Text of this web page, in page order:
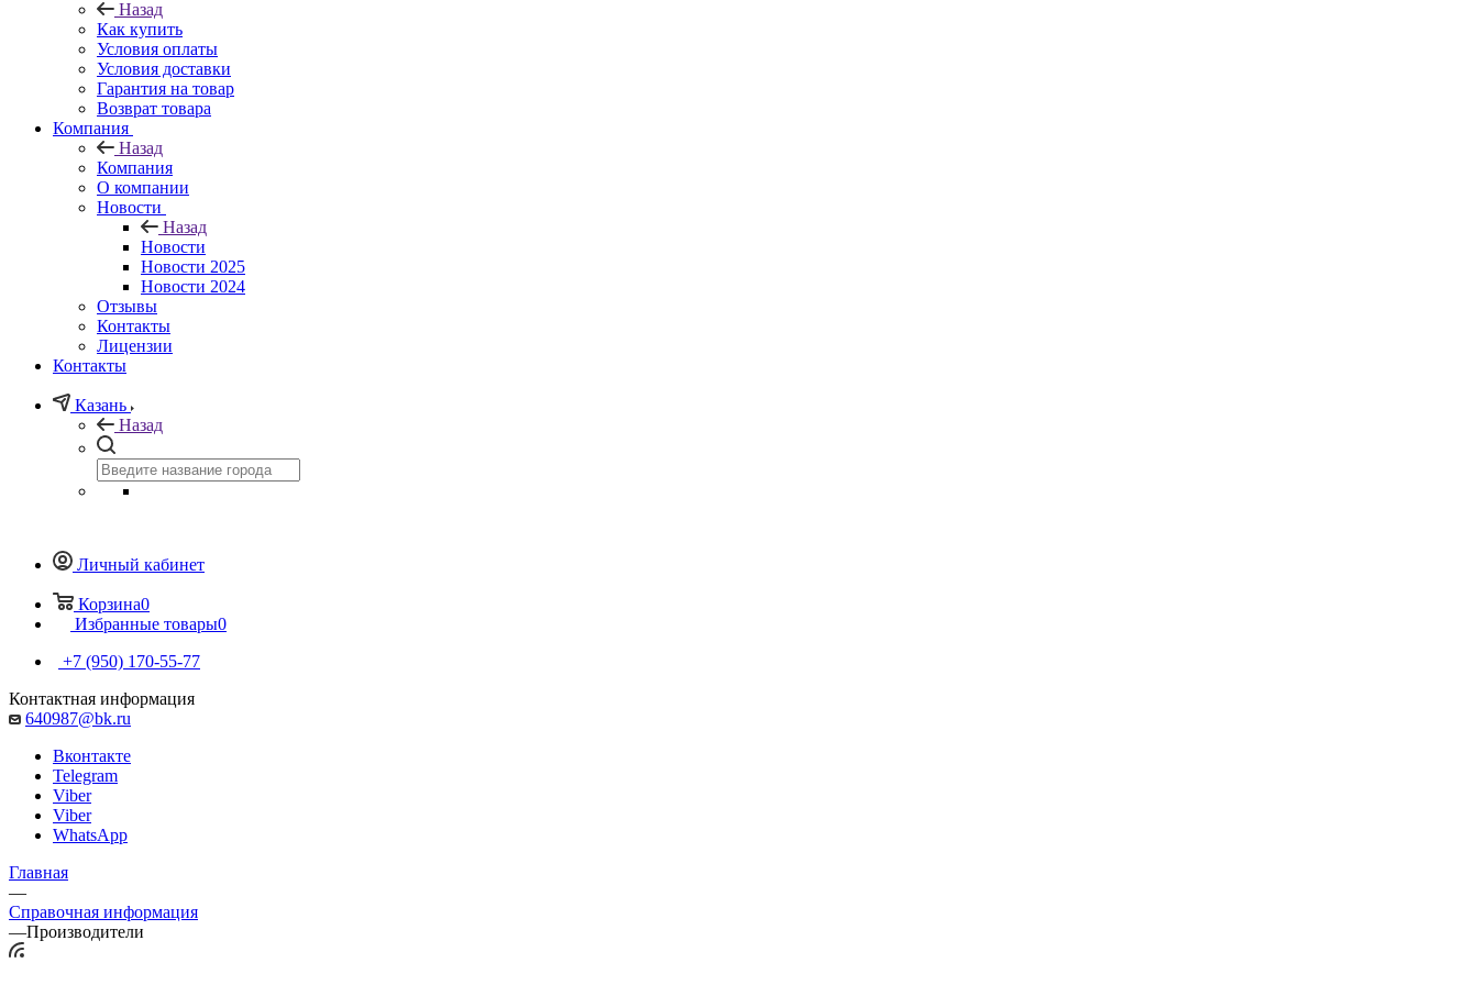
Назад
Как купить
Условия оплаты
Условия доставки
Гарантия на товар
Возврат товара
Компания
Назад
Компания
О компании
Новости
Назад
Новости
Новости 2025
Новости 2024
Отзывы
Контакты
Лицензии
Контакты
Казань
Назад
Личный кабинет
Корзина0
Избранные товары0
+7 (950) 170-55-77
Контактная информация
640987@bk.ru
Вконтакте
Telegram
Viber
Viber
WhatsApp
Главная
—
Справочная информация
—Производители